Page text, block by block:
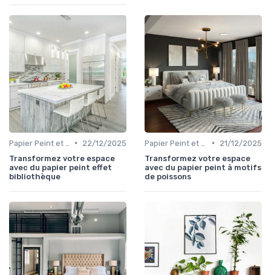
•
22/12/2025
Transformez votre espace
avec du papier peint effet
bibliothèque
•
21/12/2025
Transformez votre espace
avec du papier peint à motifs
de poissons